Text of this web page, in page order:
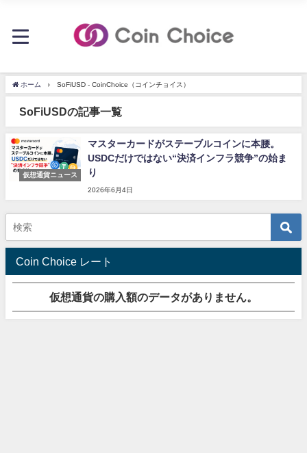
ホーム SoFiUSD - CoinChoice（コインチョイス）
SoFiUSDの記事一覧
仮想通貨ニュース
マスターカードがステーブルコインに本腰。
USDCだけではない“決済インフラ競争”の始ま
り
2026年6月4日
Coin Choice レート
仮想通貨の購入額のデータがありません。